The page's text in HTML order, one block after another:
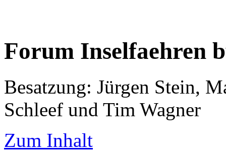
Forum Inselfaehren
Besatzung: Jürgen Stein,
Schleef und Tim Wagner
Zum Inhalt